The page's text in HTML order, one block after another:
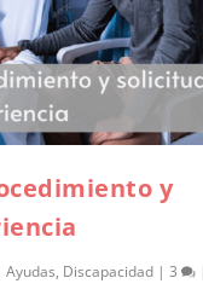
y
Ayudas, Discapacidad |3